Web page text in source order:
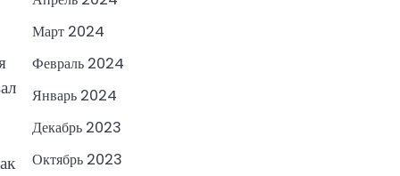
Март 2024
Февраль 2024
Январь 2024
Декабрь 2023
Октябрь 2023